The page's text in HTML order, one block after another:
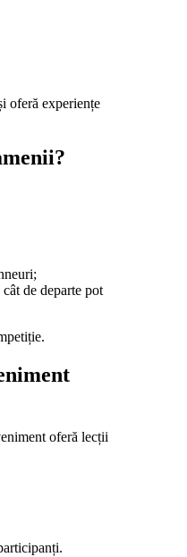
oferă experiențe
de departe pot
oferă lecții